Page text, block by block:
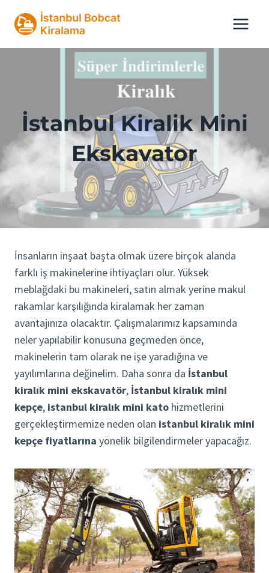
İstanbul Kiralik Mini
Ekskavator
İnsanların inşaat başta olmak üzere birçok alanda
farklı iş makinelerine ihtiyaçları olur. Yüksek
meblağdaki bu makineleri, satın almak yerine makul
rakamlar karşılığında kiralamak her zaman
avantajınıza olacaktır. Çalışmalarımız kapsamında
neler yapılabilir konusuna geçmeden önce,
makinelerin tam olarak ne işe yaradığına ve
yayılımlarına değinelim. Daha sonra da İstanbul
kiralık mini ekskavatör, İstanbul kiralık mini
kepçe, istanbul kiralık mini kato hizmetlerini
gerçekleştirmemize neden olan istanbul kiralık mini
kepçe fiyatlarına yönelik bilgilendirmeler yapacağız.